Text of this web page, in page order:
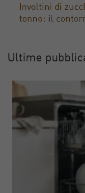
Involtini di
tonno: il
Ultime